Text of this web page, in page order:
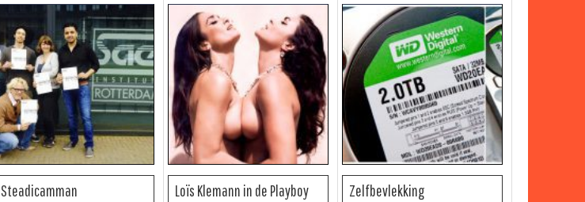
Steadicamman Loïs Klemann in de Playboy Zelfbevlekking